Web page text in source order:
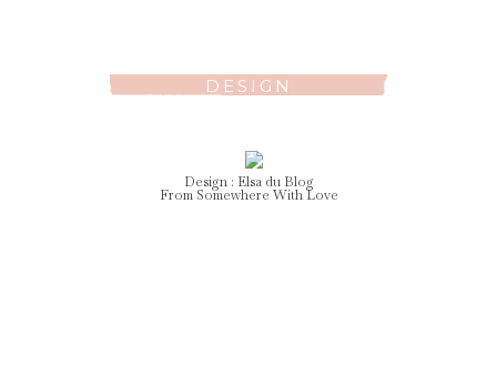
DESIGN
Design : Elsadu Blog
From Somewhere With Love